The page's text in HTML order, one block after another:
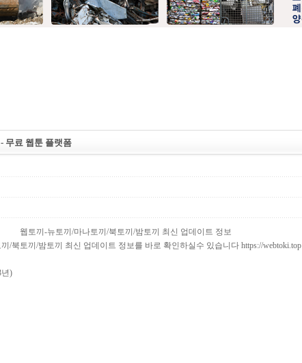
무료 웹툰 플랫폼
웹토끼-뉴토끼/마나토끼/북토끼/밤토끼 최신 업데이트 정보
/북토끼/밤토끼 최신 업데이트 정보를 바로 확인하실수 있습니다 https://webtoki.top
)